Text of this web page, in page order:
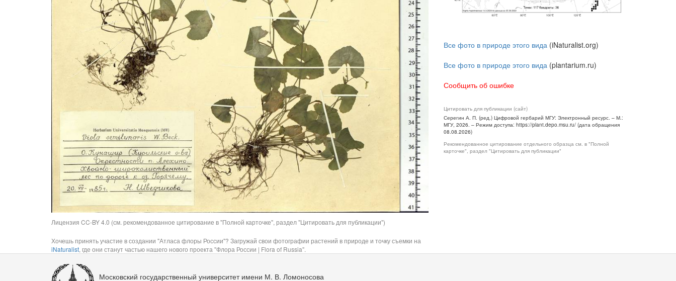
Лицензия CC-BY 4.0 (см. рекомендованное цитирование в "Полной карточке", раздел "Цитировать для публикации")
Хочешь принять участие в создании "Атласа флоры России"? Загружай свои фотографии растений в природе и точку съемки на
iNaturalist, где они станут частью нашего нового проекта "Флора России | Flora of Russia".
Все фото в природе этого вида (iNaturalist.org)
Все фото в природе этого вида (plantarium.ru)
Сообщить об ошибке
Цитировать для публикации (сайт)
Серегин А. П. (ред.) Цифровой гербарий МГУ: Электронный ресурс. – М.:
МГУ, 2026. – Режим доступа: https://plant.depo.msu.ru/ (дата обращения
08.08.2026)
Рекомендованное цитирование отдельного образца см. в "Полной
карточке", раздел "Цитировать для публикации"
Московский государственный университет имени М. В. Ломоносова